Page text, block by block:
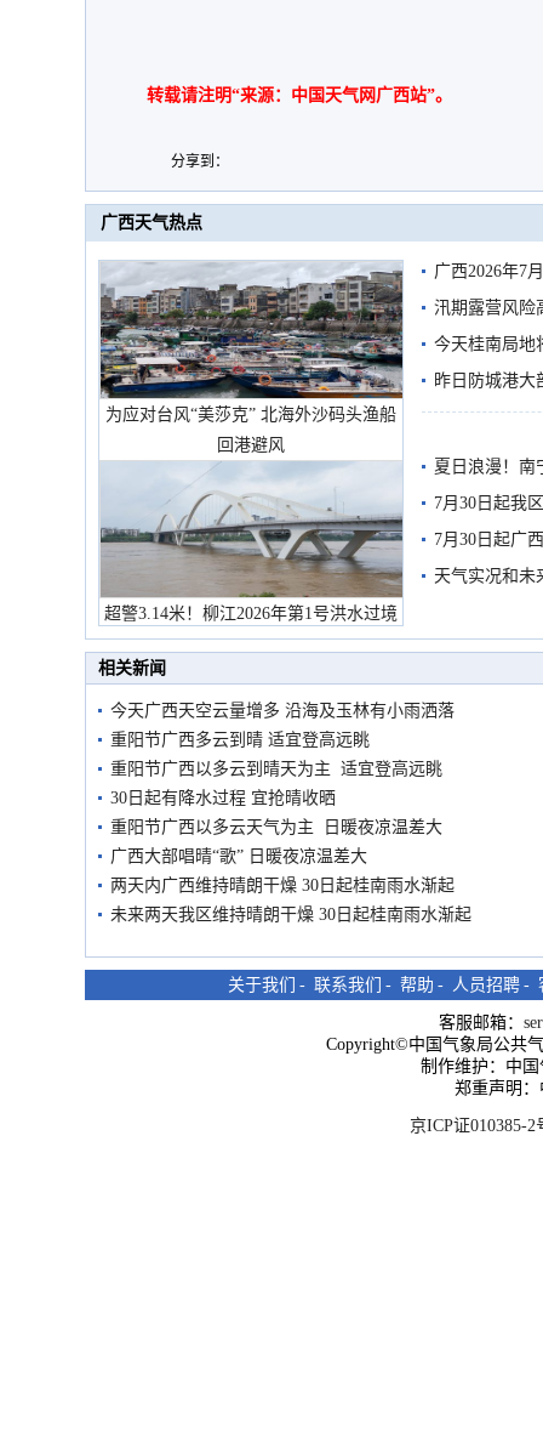
转载请注明“来源：中国天气网广西站”。
分享到：
广西天气热点
为应对台风“美莎克” 北海外沙码头渔船
回港避风
超警3.14米！柳江2026年第1号洪水过境
市民在堤岸见证汛况
广西2026年7
汛期露营风险
今天桂南局地
需继续防范
昨日防城港大
雨
夏日浪漫！南
7月30日起我
7月30日起广
天气实况和未
相关新闻
今天广西天空云量增多 沿海及玉林有小雨洒落
重阳节广西多云到晴 适宜登高远眺
重阳节广西以多云到晴天为主 适宜登高远眺
30日起有降水过程 宜抢晴收晒
重阳节广西以多云天气为主 日暖夜凉温差大
广西大部唱晴“歌” 日暖夜凉温差大
两天内广西维持晴朗干燥 30日起桂南雨水渐起
未来两天我区维持晴朗干燥 30日起桂南雨水渐起
关于我们 - 联系我们 - 帮助 - 人员招聘 -
客服邮箱：
Copyright©中国气象局公共
制作维护：中
郑重声明
京ICP证010385-2